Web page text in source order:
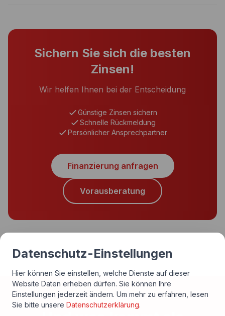
Sichern Sie sich die besten
Zinsen!
Wir helfen Ihnen bei der Entscheidung
Günstige Zinsen sichern
Schnelle Rückmeldung
Persönlicher Ansprechpartner
Finanzierung anfragen
Vorausberatung
Datenschutz-Einstellungen
Hier können Sie einstellen, welche Dienste auf dieser
Website Daten erheben dürfen. Sie können Ihre
Einstellungen jederzeit ändern. Um mehr zu erfahren, lesen
Sie bitte unsere Datenschutzerklärung.